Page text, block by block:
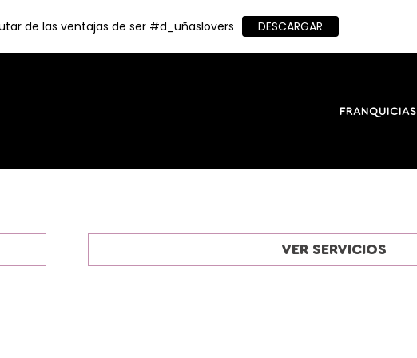
FRANQUICIAS
VER SERVICIOS
de las ventajas de ser #d_uñaslovers DESCARGAR